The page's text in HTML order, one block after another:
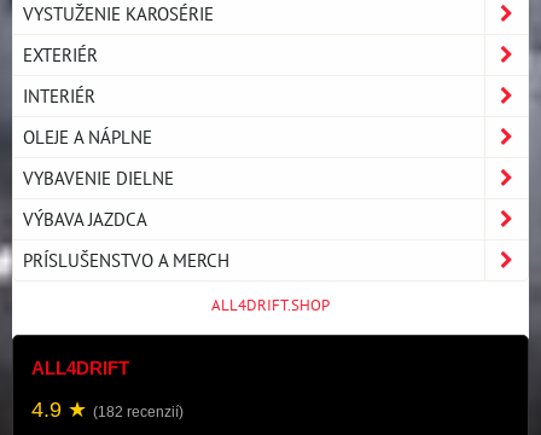
VYSTUŽENIE KAROSÉRIE
EXTERIÉR
INTERIÉR
OLEJE A NÁPLNE
VYBAVENIE DIELNE
VÝBAVA JAZDCA
PRÍSLUŠENSTVO A MERCH
ALL4DRIFT.SHOP
ALL4DRIFT
4.9 ★ (182 recenzií)